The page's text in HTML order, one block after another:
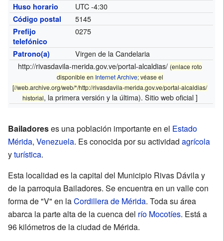
Huso horario UTC -4:30
Código postal 5145
Prefijo
telefónico
0275
Patrono(a)
Virgen de la Candelaria
http://rivasdavila-merida.gov.ve/portal-alcaldias/ (enlace roto
disponible en Internet Archive; véase el
[//web.archive.org/web/*/http://rivasdavila-merida.gov.ve/portal-alcaldias/
historial, laprimera versión y la última). Sitio web oficial ]
Bailadoreses una población importante en el Estado
Mérida, Venezuela. Es conocida por su actividad agrícola
yturística.
Esta localidad es la capital del Municipio Rivas Dávila y
de la parroquia Bailadores. Se encuentra en un valle con
forma de "V" en laCordillera de Mérida. Toda su área
abarca la parte alta de la cuenca del río Mocotíes. Está a
96 kilómetros de la ciudad de Mérida.